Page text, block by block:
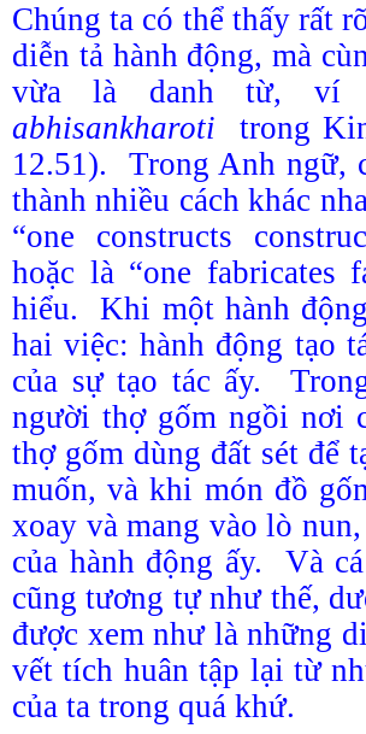
Chúng ta có thể thấy rất
diễn tả hành động, mà
vừa là danh từ,
abhisankharoti
trong
12.51). Trong Anh ngữ,
thành nhiều cách khác
“one constructs
hoặc là “one fabricates
hiểu. Khi một hành
hai việc: hành động tạo
của sự tạo tác ấy.
người thợ gốm ngồi nơi
thợ gốm dùng đất sét để
muốn, và khi món đồ
xoay và mang vào lò
của hành động ấy. Và
cũng tương tự như thế,
được xem như là những
vết tích huân tập lại từ
của ta trong quá khứ.